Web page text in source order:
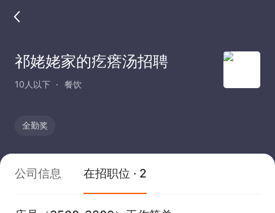
祁姥姥家的疙瘩汤招聘
10人以下 餐饮
全勤奖
公司信息 在招职位 · 2